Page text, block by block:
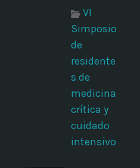
VI
Simposio
de
residente
s de
medicina
crítica y
cuidado
intensivo